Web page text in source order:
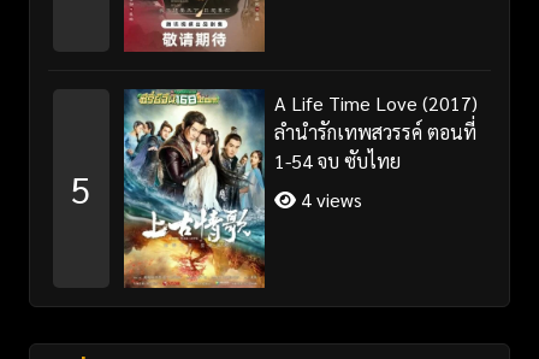
5
A Life Time Love (2017)
ลำนำรักเทพสวรรค์ ตอนที่
1-54 จบ ซับไทย
4 views